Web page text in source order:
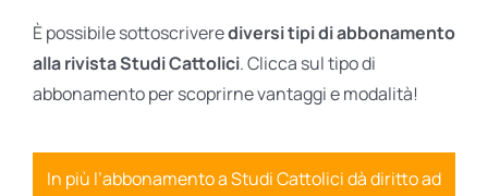
È possibile sottoscriverediversi tipi di abbonamento
alla rivista Studi Cattolici. Clicca sul tipo di
abbonamento per scoprirne vantaggi e modalità!
In più l’abbonamento a Studi Cattolici dà diritto ad